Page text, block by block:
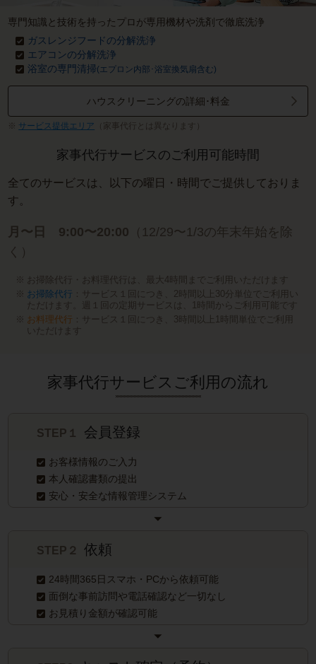
専門知識と技術を持ったプロが専用機材や洗剤で徹底洗浄
ガスレンジフードの分解洗浄
エアコンの分解洗浄
浴室の専門清掃(エプロン内部･浴室換気扇含む)
ハウスクリーニングの詳細･料金
サービス提供エリア （家事代行とは異なります）
家事代行サービスのご利用可能時間
全てのサービスは、以下の曜日・時間でご提供しておりま
す。
月〜日 9:00〜20:00 （12/29〜1/3の年末年始を除
く）
お掃除代行・お料理代行は、最大4時間までご利用いただけます
お掃除代行 ：サービス１回につき、2時間以上30分単位でご利用い
ただけます。週１回の定期サービスは、1時間からご利用可能です
お料理代行 ：サービス１回につき、3時間以上1時間単位でご利用
いただけます
家事代行サービスご利用の流れ
STEP１ 会員登録
お客様情報のご入力
本人確認書類の提出
安心・安全な情報管理システム
STEP２依頼
24時間365日スマホ・PCから依頼可能
面倒な事前訪問や電話確認など一切なし
お見積り金額が確認可能